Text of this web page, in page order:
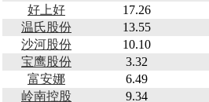
好上好
17.26
温氏股份
13.55
沙河股份
10.10
宝鹰股份
3.32
富安娜
6.49
岭南控股
9.34